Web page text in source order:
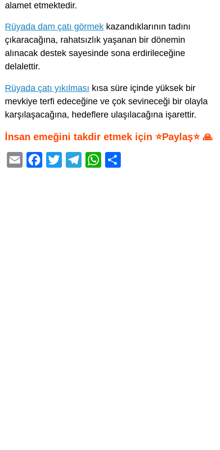
alamet etmektedir.
Rüyada dam çatı görmek kazandıklarının tadını
çıkaracağına, rahatsızlık yaşanan bir dönemin
alınacak destek sayesinde sona erdirileceğine
delalettir.
Rüyada çatı yıkılması kısa süre içinde yüksek bir
mevkiye terfi edeceğine ve çok sevineceği bir olayla
karşılaşacağına, hedeflere ulaşılacağına işarettir.
İnsan emeğini takdir etmek için ⭐Paylaş⭐ 🙏
E
F
T
T
W